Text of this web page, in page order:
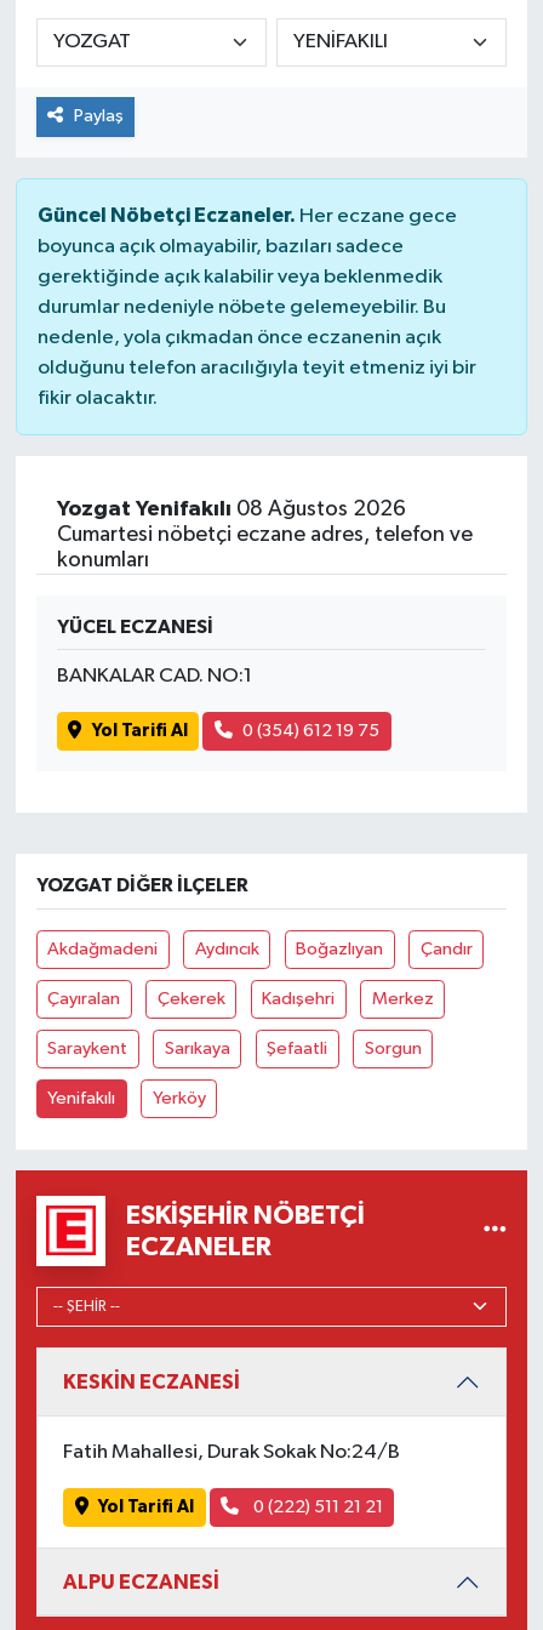
Paylaş
Güncel Nöbetçi Eczaneler. Her eczane gece
boyunca açık olmayabilir, bazıları sadece
gerektiğinde açık kalabilir veya beklenmedik
durumlar nedeniyle nöbete gelemeyebilir. Bu
nedenle, yola çıkmadan önce eczanenin açık
olduğunu telefon aracılığıyla teyit etmeniz iyi bir
fikir olacaktır.
Yozgat Yenifakılı 08 Ağustos 2026
Cumartesi nöbetçi eczane adres, telefon ve
konumları
YÜCEL ECZANESİ
BANKALAR CAD. NO:1
Yol Tarifi Al 0 (354) 612 19 75
YOZGAT DIĞER İLÇELER
Akdağmadeni Aydıncık Boğazlıyan Çandır
Çayıralan Çekerek Kadışehri Merkez
Saraykent Sarıkaya Şefaatli Sorgun
Yenifakılı Yerköy
ESKIŞEHIR NÖBETÇI
ECZANELER
KESKİN ECZANESİ
Fatih Mahallesi, Durak Sokak No:24/B
Yol Tarifi Al 0 (222) 511 21 21
ALPU ECZANESİ
Siyaset
Spor